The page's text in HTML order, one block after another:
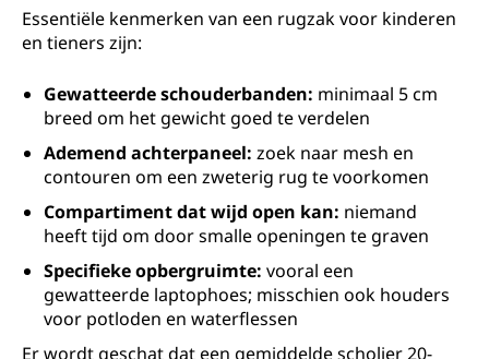
Essentiële kenmerken van een rugzak voor kinderen
en tieners zijn:
Gewatteerde schouderbanden: minimaal 5 cm
breed om het gewicht goed te verdelen
Ademend achterpaneel: zoek naar mesh en
contouren om een zweterig rug te voorkomen
Compartiment dat wijd open kan: niemand
heeft tijd om door smalle openingen te graven
Specifieke opbergruimte: vooral een
gewatteerde laptophoes; misschien ook houders
voor potloden en waterflessen
Er wordt geschat dat een gemiddelde scholier 20-